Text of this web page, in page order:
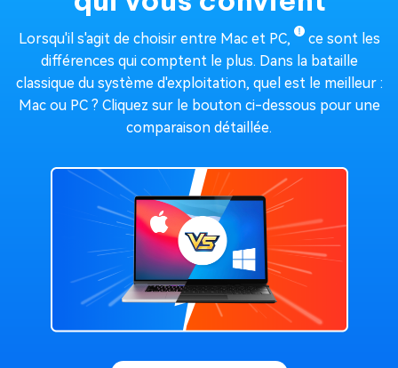
Lorsqu'il s'agit de choisir entre Mac et PC,
ce sont les
différences qui comptent le plus. Dans la bataille
classique du système d'exploitation, quel est le meilleur :
Mac ou PC ? Cliquez sur le bouton ci-dessous pour une
comparaison détaillée.